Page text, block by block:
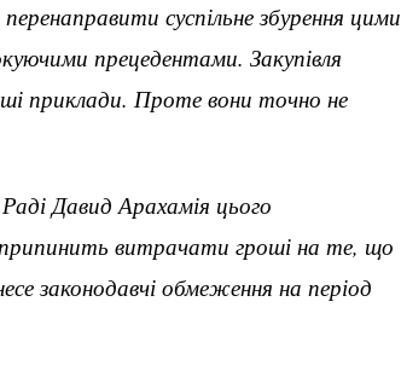
суспільне збурення цими
прецедентами. Закупівля
приклади. Проте вони точно не
Давид Арахамія цього
припинить витрачати гроші на те, що
законодавчі обмеження на період